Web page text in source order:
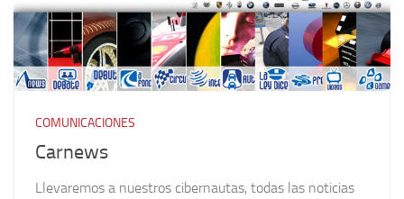
COMUNICACIONES
Carnews
Llevaremos a nuestros cibernautas, todas las noticias